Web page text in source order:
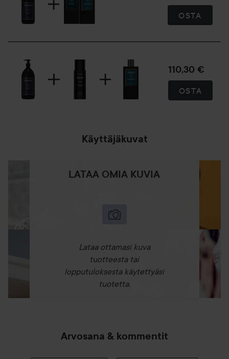
OSTA
110,30 €
OSTA
Käyttäjäkuvat
LATAA OMIA KUVIA
Lataa ottamasi kuva
tuotteesta tai
lopputuloksesta käytettyäsi
tuotetta.
Arvosana & kommentit